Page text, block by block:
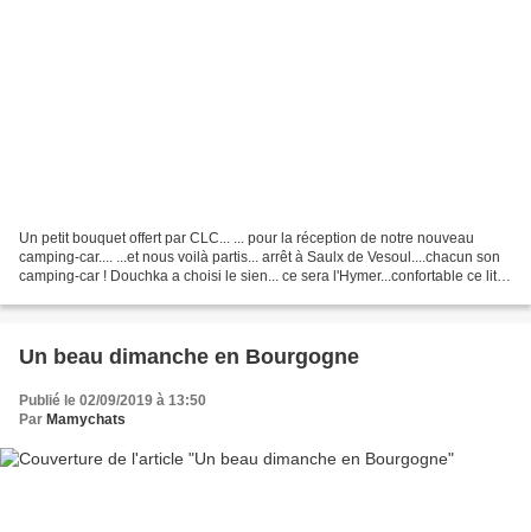
Un petit bouquet offert par CLC... ... pour la réception de notre nouveau
camping-car.... ...et nous voilà partis... arrêt à Saulx de Vesoul....chacun son
camping-car ! Douchka a choisi le sien... ce sera l'Hymer...confortable ce lit !
Un beau dimanche en Bourgogne
Publié le 02/09/2019 à 13:50
Par Mamychats